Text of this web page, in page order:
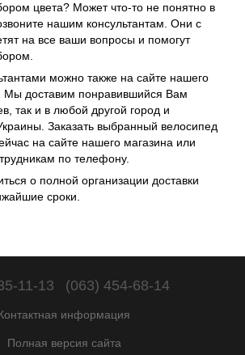
цвета? Может что-то не понятно в
нашим консультантам. Они с
на все ваши вопросы и помогут
можно также на сайте нашего
Мы доставим понравившийся Вам
так и в любой другой город и
Заказать выбранный велосипед
на сайте нашего магазина или
по телефону.
о полной организации доставки
сроки.
11-13 (063) 454-68-14
информация
Полная версия сайта